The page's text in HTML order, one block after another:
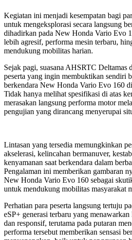
Kegiatan ini menjadi kesempatan bagi
untuk mengeksplorasi secara langsung
dihadirkan pada New Honda Vario Evo
lebih agresif, performa mesin terbaru,
mendukung mobilitas harian.
Sejak pagi, suasana AHSRTC Deltamas
peserta yang ingin membuktikan sendiri
berkendara New Honda Vario Evo 160
Tidak hanya melihat spesifikasi di atas
merasakan langsung performa motor
pengujian yang dirancang menyerupai
Lintasan yang tersedia memungkinkan
akselerasi, kelincahan bermanuver,
kenyamanan saat berkendara dalam
Pengalaman ini memberikan gambaran
New Honda Vario Evo 160 sebagai
untuk mendukung mobilitas masyarakat
Perhatian para peserta langsung tertuju
eSP+ generasi terbaru yang
dan responsif, terutama pada putaran
performa tersebut memberikan sensasi